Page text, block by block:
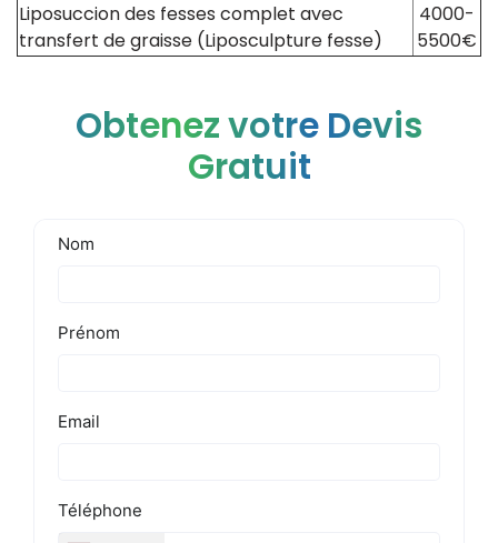
Liposuccion des fesses complet avec
transfert de graisse (Liposculpture fesse)
4000-
5500€
Obtenez votre Devis
Gratuit